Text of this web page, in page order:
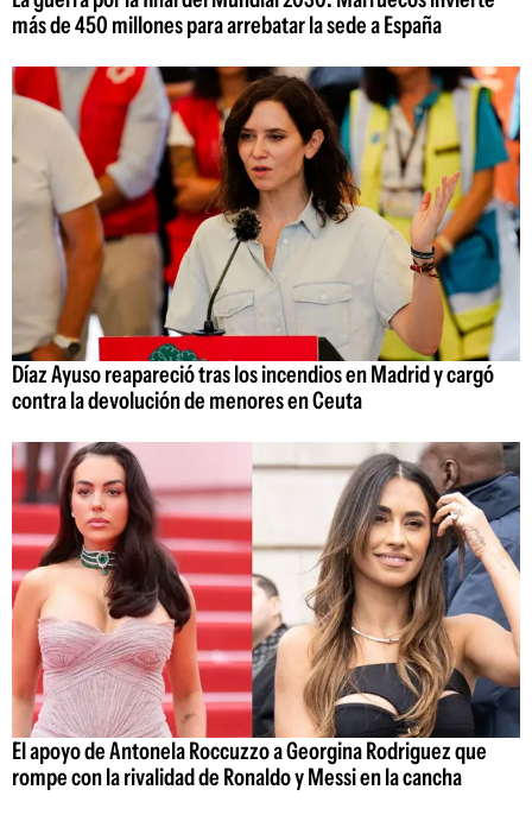
más de 450 millones para arrebatar la sede a España
Díaz Ayuso reapareció tras los incendios en Madrid y cargó
contra la devolución de menores en Ceuta
El apoyo de Antonela Roccuzzo a Georgina Rodriguez que
rompe con la rivalidad de Ronaldo y Messi en la cancha